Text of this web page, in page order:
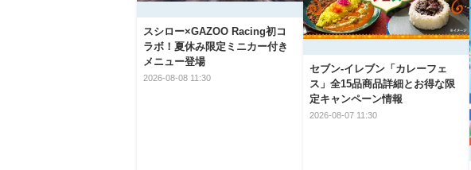
スシロー×GAZOO Racing初コ
ラボ！夏休み限定ミニカー付き
メニュー登場
2026-08-08 11:30
セブン‐イレブン「カレーフェ
ス」全15品商品詳細とお得な限
定キャンペーン情報
2026-08-07 11:30